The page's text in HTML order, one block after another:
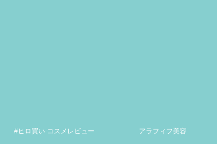
#ヒロ買い コスメレビュー アラフィフ美容